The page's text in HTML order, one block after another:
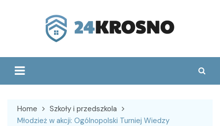
Home
Szkoły i przedszkola
Młodzież w akcji: Ogólnopolski Turniej Wiedzy